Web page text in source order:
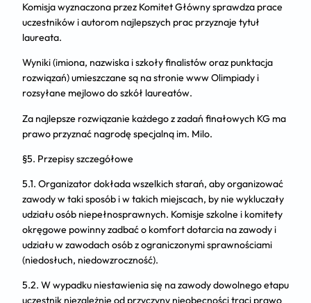
Komisja wyznaczona przez Komitet Główny sprawdza prace
uczestników i autorom najlepszych prac przyznaje tytuł
laureata.
Wyniki (imiona, nazwiska i szkoły finalistów oraz punktacja
rozwiązań) umieszczane są na stronie www Olimpiady i
rozsyłane mejlowo do szkół laureatów.
Za najlepsze rozwiązanie każdego z zadań finałowych KG ma
prawo przyznać nagrodę specjalną im. Milo.
§5. Przepisy szczegółowe
5.1. Organizator dokłada wszelkich starań, aby organizować
zawody w taki sposób i w takich miejscach, by nie wykluczały
udziału osób niepełnosprawnych. Komisje szkolne i komitety
okręgowe powinny zadbać o komfort dotarcia na zawody i
udziału w zawodach osób z ograniczonymi sprawnościami
(niedosłuch, niedowzroczność).
5.2. W wypadku niestawienia się na zawody dowolnego etapu
uczestnik niezależnie od przyczyny nieobecności traci prawo